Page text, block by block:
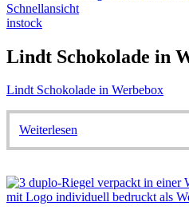
Schnellansicht
instock
Lindt Schokolade in
Lindt Schokolade in Werbebox
Weiterlesen